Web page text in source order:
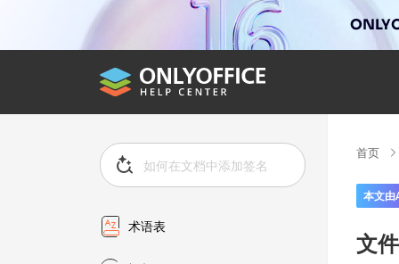
术语表
首页
本文由
文